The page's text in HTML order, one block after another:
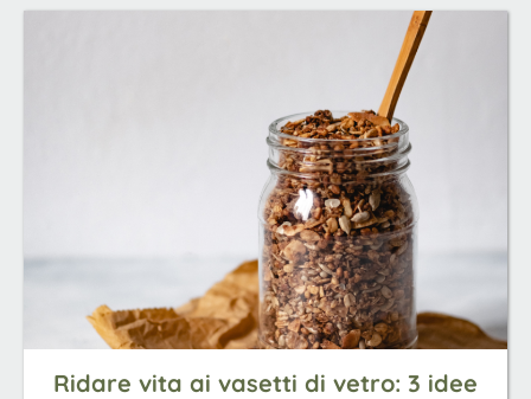
Ridare vita ai vasetti di vetro: 3 idee